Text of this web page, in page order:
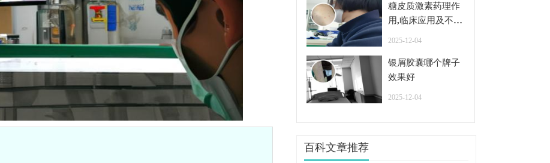
糖皮质激素药理作
用,临床应用及不良
2025-12-04
银屑胶囊哪个牌子
效果好
2025-12-04
百科文章推荐